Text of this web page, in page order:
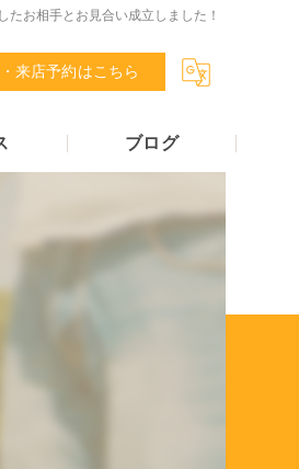
たお相手とお見合い成立しました！
来店予約はこちら
ブログ